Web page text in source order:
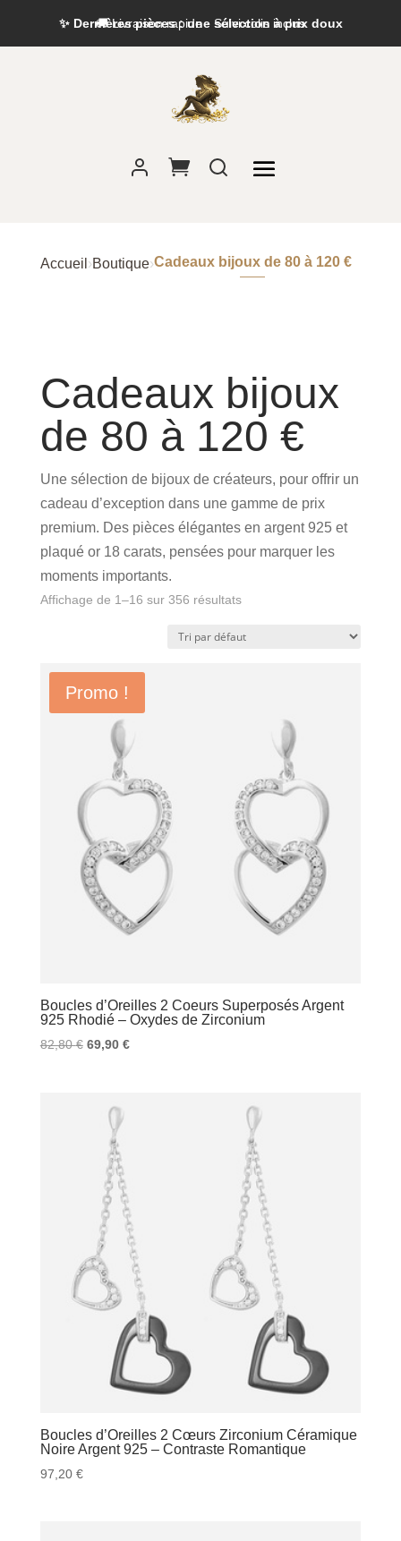
✨ Dernières pièces : une sélection à prix doux
Accueil ›Boutique›Cadeaux bijoux de 80 à 120 €
Cadeaux bijoux
de 80 à 120 €
Une sélection de bijoux de créateurs, pour offrir un
cadeau d’exception dans une gamme de prix
premium. Des pièces élégantes en argent 925 et
plaqué or 18 carats, pensées pour marquer les
moments importants.
Affichage de 1–16 sur 356 résultats
Promo !
Boucles d’Oreilles 2 Coeurs Superposés Argent
925 Rhodié – Oxydes de Zirconium
82,80€ Le
était :
82,80 €.
69,90 €Le
Boucles d’Oreilles 2 Cœurs Zirconium Céramique
Noire Argent 925 – Contraste Romantique
97,20 €